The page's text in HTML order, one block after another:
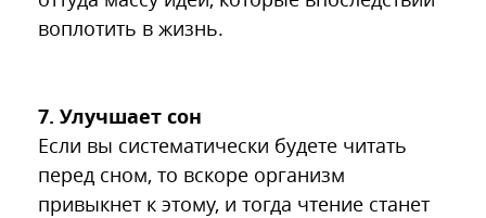
воплотить в жизнь.
7. Улучшает сон
Если вы систематически будете читать
перед сном, то вскоре организм
привыкнет к этому, и тогда чтение станет